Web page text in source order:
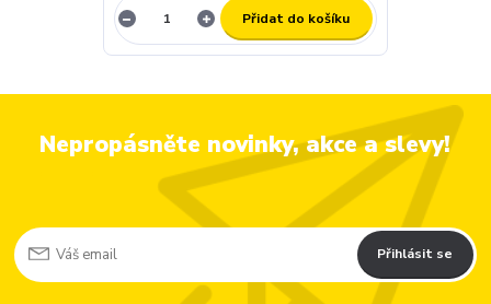
Přidat do košíku
Nepropásněte novinky, akce a slevy!
Přihlásit se